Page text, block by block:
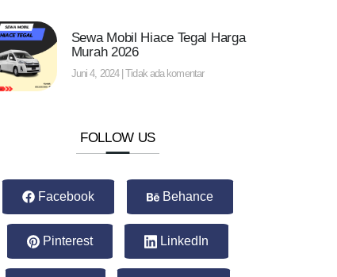
Sewa Mobil Hiace Tegal Harga
Murah 2026
Juni 4, 2024 Tidak ada komentar
FOLLOW US
Facebook Behance
Pinterest LinkedIn